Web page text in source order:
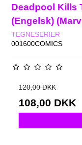
Deadpool Kills
(Engelsk)
TEGNESERIER
001600COMICS
120,00 DKK
108,00 DKK